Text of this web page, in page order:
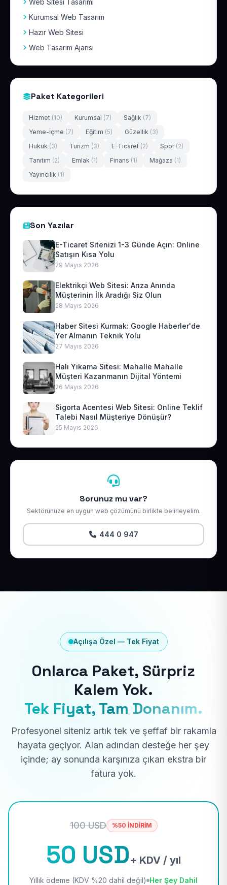
Web Sitesi Tasarımı
Kurumsal Web Tasarım
Hazır Web Sitesi
Web Tasarım Ajansı
Paket Kategorileri
Hizmet (10) Kurumsal (7) Sağlık (7)
Yeme-İçme (7) Eğitim (5) Güzellik (3)
Hukuk (3) Turizm (3) E-Ticaret (2) Spor (2)
Tanıtım (2) Emlak (1) Finans (1) Mağaza (1)
Yayıncılık (1)
Son Yazılar
E-Ticaret Sitenizi 1-3 Günde Açın: Online
Satışın Kısa Yolu
29 Mayıs 2026
Elektrikçi Web Sitesi: Arıza Anında
Müşterinin İlk Aradığı Siz Olun
28 Mayıs 2026
Haber Sitesi Kurmak: Google Haberler'de
Yer Almanın Teknik Yolu
27 Mayıs 2026
Halı Yıkama Sitesi: Mahalle Mahalle
Müşteri Kazanmanın Dijital Yöntemi
26 Mayıs 2026
Sigorta Acentesi Web Sitesi: Online Teklif
Talebi Nasıl Müşteriye Dönüşür?
25 Mayıs 2026
Sorunuz mu var?
Sektörünüze en uygun web çözümünü birlikte belirleyelim.
444 0 947
Açılışa Özel — Tek Fiyat
Onlarca Paket, Sürpriz
Kalem Yok.
Tek Fiyat, Tam Donanım.
Profesyonel siteniz artık tek ve şeffaf bir rakamla
hayata geçiyor. Alan adından desteğe her şey
içinde; ay sonunda karşınıza çıkan ekstra bir
fatura yok.
100 USD %50 İNDİRİM
50 USD+ KDV / yıl
Yıllık ödeme (KDV %20 dahil değil) Her Şey Dahil